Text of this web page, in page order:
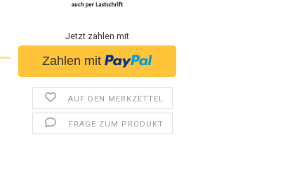
Jetzt zahlen mit
AUF DEN MERKZETTEL
FRAGE ZUM PRODUKT